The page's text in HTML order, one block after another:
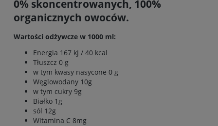
0% skoncentrowanych, 100%
organicznych owoców.
Wartości odżywcze w 1000 ml:
Energia 167 kJ / 40 kcal
Tłuszcz 0 g
w tym kwasy nasycone 0 g
Węglowodany 10g
w tym cukry 9g
Białko 1g
sól 12g
Witamina C 8mg